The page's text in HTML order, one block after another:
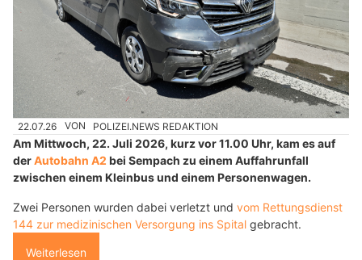
22.07.26 VON POLIZEI.NEWS REDAKTION
Am Mittwoch, 22. Juli 2026, kurz vor 11.00 Uhr, kam es auf
derAutobahn A2 bei Sempach zu einem Auffahrunfall
zwischen einem Kleinbus und einem Personenwagen.
Zwei Personen wurden dabei verletzt und vom Rettungsdienst
144 zur medizinischen Versorgung ins Spital gebracht.
Weiterlesen